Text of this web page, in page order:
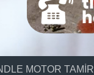
MOTOR TAMIRI